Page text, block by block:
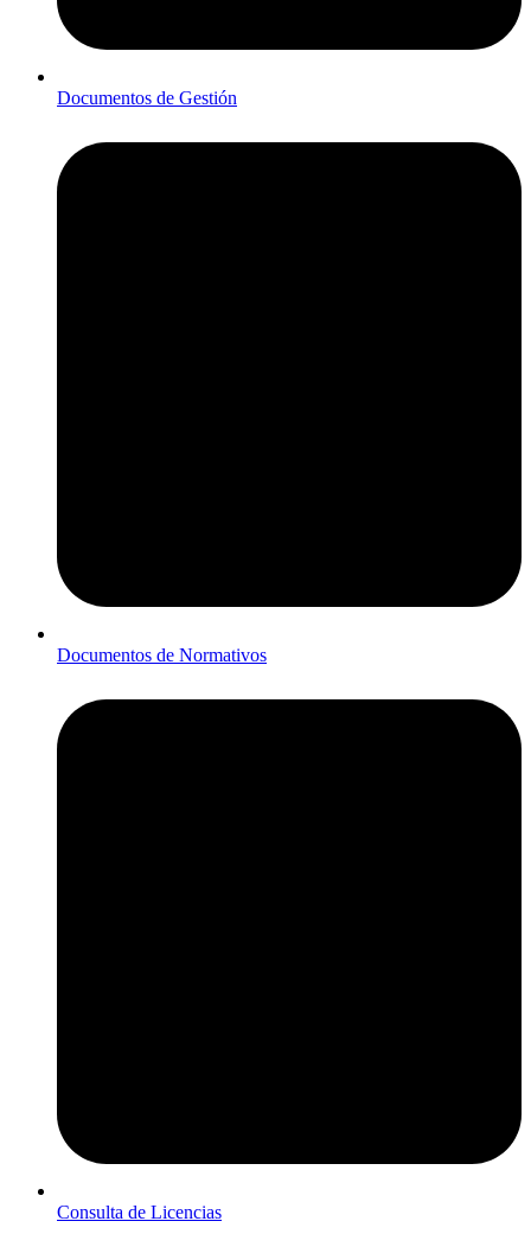
Documentos de Gestión
Documentos de Normativos
Consulta de Licencias